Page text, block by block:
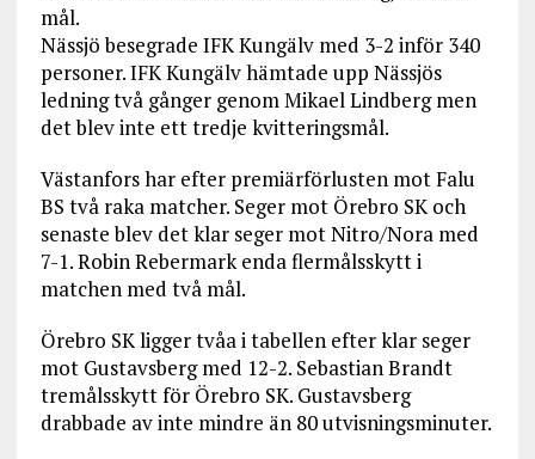
mål.
Nässjö besegrade IFK Kungälv med 3-2 inför 340
personer. IFK Kungälv hämtade upp Nässjös
ledning två gånger genom Mikael Lindberg men
det blev inte ett tredje kvitteringsmål.
Västanfors har efter premiärförlusten mot Falu
BS två raka matcher. Seger mot Örebro SK och
senaste blev det klar seger mot Nitro/Nora med
7-1. Robin Rebermark enda flermålsskytt i
matchen med två mål.
Örebro SK ligger tvåa i tabellen efter klar seger
mot Gustavsberg med 12-2. Sebastian Brandt
tremålsskytt för Örebro SK. Gustavsberg
drabbade av inte mindre än 80 utvisningsminuter.